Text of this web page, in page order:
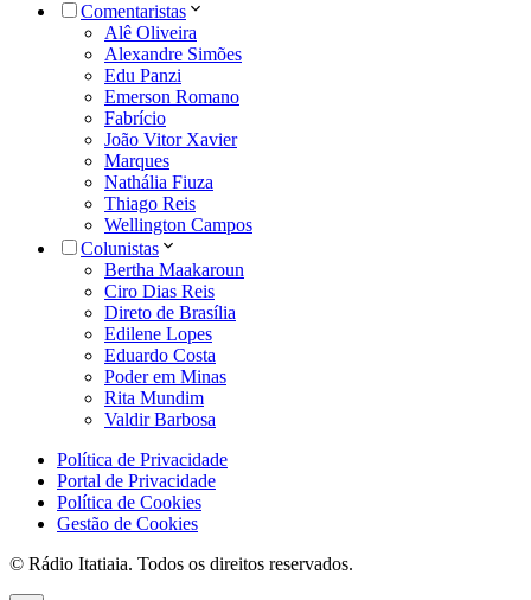
Comentaristas
Alê Oliveira
Alexandre Simões
Edu Panzi
Emerson Romano
Fabrício
João Vitor Xavier
Marques
Nathália Fiuza
Thiago Reis
Wellington Campos
Colunistas
Bertha Maakaroun
Ciro Dias Reis
Direto de Brasília
Edilene Lopes
Eduardo Costa
Poder em Minas
Rita Mundim
Valdir Barbosa
Política de Privacidade
Portal de Privacidade
Política de Cookies
Gestão de Cookies
© Rádio Itatiaia. Todos os direitos reservados.